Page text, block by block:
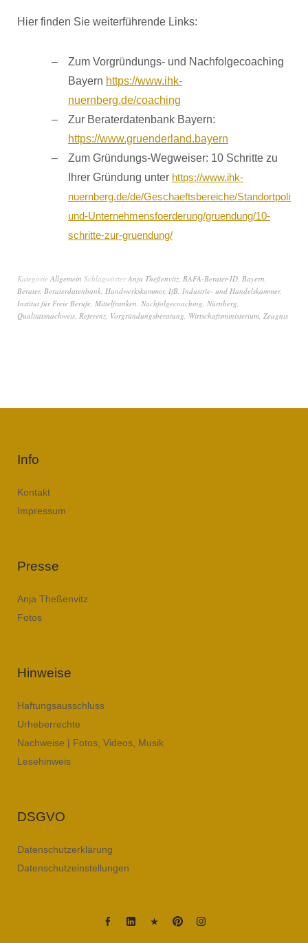
Hier finden Sie weiterführende Links:
Zum Vorgründungs- und Nachfolgecoaching
Bayern https://www.ihk-
nuernberg.de/coaching
Zur Beraterdatenbank Bayern:
https://www.gruenderland.bayern
Zum Gründungs-Wegweiser: 10 Schritte zu
Ihrer Gründung unter https://www.ihk-
nuernberg.de/de/Geschaeftsbereiche/Standortpolitik-
und-Unternehmensfoerderung/gruendung/10-
schritte-zur-gruendung/
Kategorie Allgemein SchlagwörterAnja Theßenvitz, BAFA-Berater-ID, Bayern,
Berater, Beraterdatenbank, Handwerkskammer, IfB, Industrie- und Handelskammer,
Institut für Freie Berufe, Mittelfranken, Nachfolgecoaching, Nürnberg,
Qualitätsnachweis, Referenz, Vorgründungsberatung, Wirtschaftsministerium, Zeugnis
Info
Kontakt
Impressum
Presse
Anja Theßenvitz
Fotos
Hinweise
Haftungsausschluss
Urheberrechte
Nachweise | Fotos, Videos, Musik
Lesehinweis
DSGVO
Datenschutzerklärung
Datenschutzeinstellungen